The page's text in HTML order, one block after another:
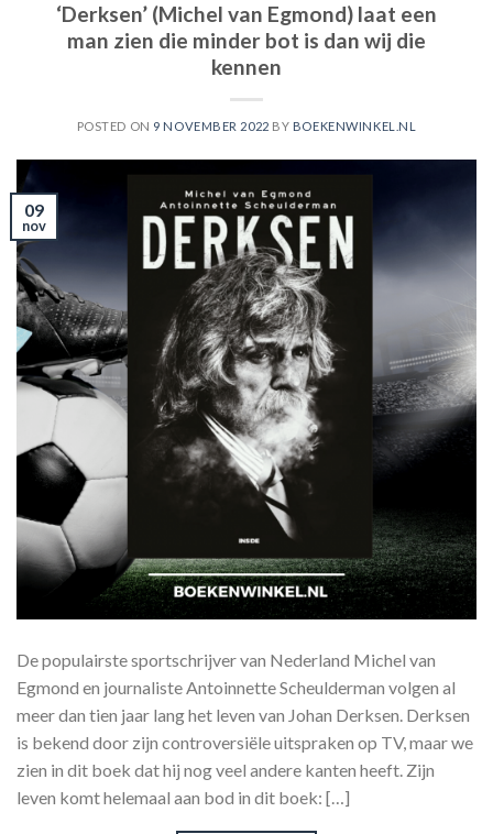
‘Derksen’ (Michel van Egmond) laat een
man zien die minder bot is dan wij die
kennen
POSTED ON 9 NOVEMBER 2022 BY BOEKENWINKEL.NL
09
nov
De populairste sportschrijver van Nederland Michel van
Egmond en journaliste Antoinnette Scheulderman volgen al
meer dan tien jaar lang het leven van Johan Derksen. Derksen
is bekend door zijn controversiële uitspraken op TV, maar we
zien in dit boek dat hij nog veel andere kanten heeft. Zijn
leven komt helemaal aan bod in dit boek: […]